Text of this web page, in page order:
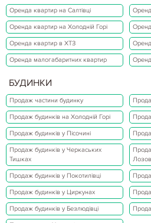
ПРОБЛЕМНЫЕ КВАРТИРЫ
На рынке недвижимости не редкость,
камни»оказываются на поверхности
оформил квартиру всобственность.
репутацией и добросовестновыполняет
Оренда квартир на Салтівці
Оренда квартир на Холодній Горі
Оренда квартир в ХТЗ
Оренда малогабаритних квартир
БУДИНКИ
Продаж частини будинку
Продаж будинків на Холодній Горі
Продаж будинків у Пісочині
Продаж будинків у Черкаських
Тишках
Продаж будинків у Покотилівці
Продаж будинків у Циркунах
Продаж будинків у Безлюдівці